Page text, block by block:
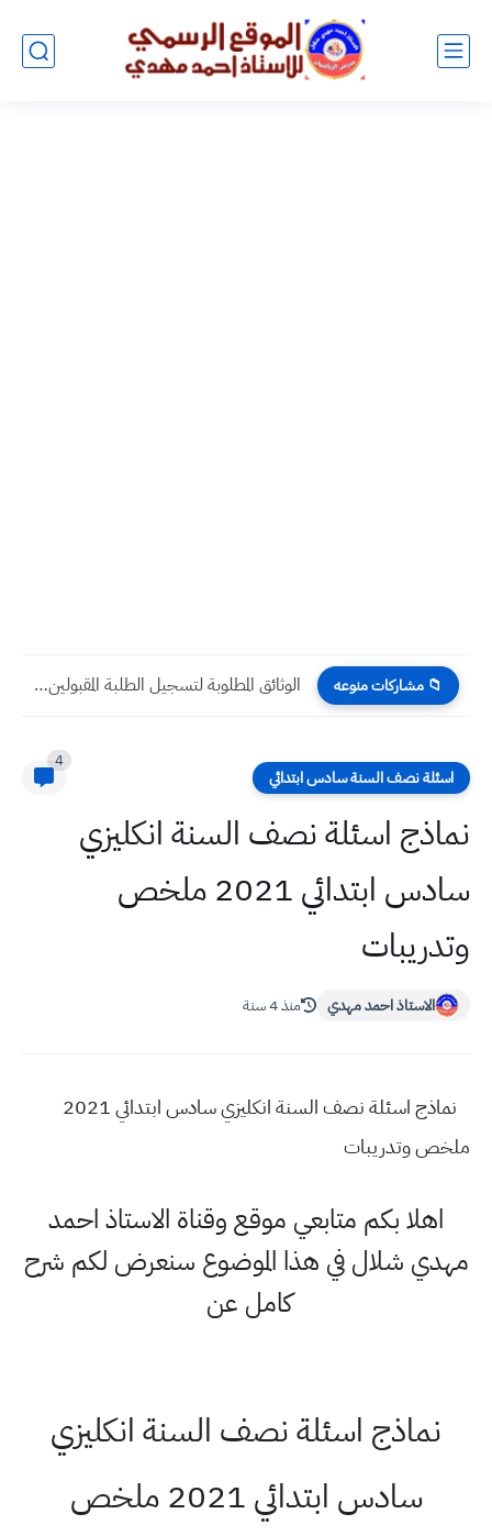
📁 مشاركات منوعه الوثائق المطلوبة لتسجيل الطلبة المقبولين في الجامعات العراقية 2023
اسئلة نصف السنة سادس ابتدائي
4
نماذج اسئلة نصف السنة انكليزي
سادس ابتدائي 2021 ملخص
وتدريبات
الاستاذ احمد مهدي منذ 4 سنة
نماذج اسئلة نصف السنة انكليزي سادس ابتدائي 2021
ملخص وتدريبات
اهلا بكم متابعي موقع وقناة الاستاذ احمد
مهدي شلال في هذا الموضوع سنعرض لكم شرح
كامل عن
نماذج اسئلة نصف السنة انكليزي
سادس ابتدائي 2021 ملخص